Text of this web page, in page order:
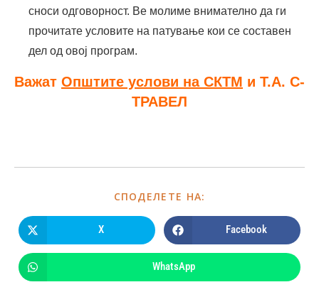
сноси одговорност. Ве молиме внимателно да ги
прочитате условите на патување кои се составен
дел од овој програм.
Важат Општите услови на СКТМ и Т.А. С-
ТРАВЕЛ
СПОДЕЛЕТЕ НА:
X Facebook
WhatsApp